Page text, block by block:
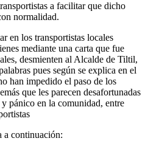
a facilitar que dicho
normalidad.
en los transportistas locales
mediante una carta que fue
desmienten al Alcalde de Tiltil,
pues según se explica en el
han impedido el paso de los
que les parecen desafortunadas
y pánico en la comunidad, entre
a continuación: